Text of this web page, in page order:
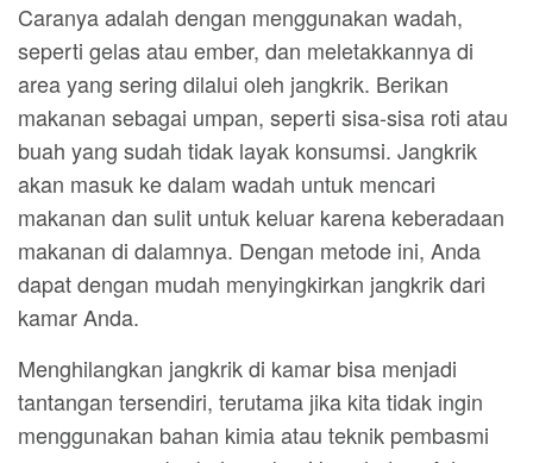
Caranya adalah dengan menggunakan wadah,
seperti gelas atau ember, dan meletakkannya di
area yang sering dilalui oleh jangkrik. Berikan
makanan sebagai umpan, seperti sisa-sisa roti atau
buah yang sudah tidak layak konsumsi. Jangkrik
akan masuk ke dalam wadah untuk mencari
makanan dan sulit untuk keluar karena keberadaan
makanan di dalamnya. Dengan metode ini, Anda
dapat dengan mudah menyingkirkan jangkrik dari
kamar Anda.
Menghilangkan jangkrik di kamar bisa menjadi
tantangan tersendiri, terutama jika kita tidak ingin
menggunakan bahan kimia atau teknik pembasmi